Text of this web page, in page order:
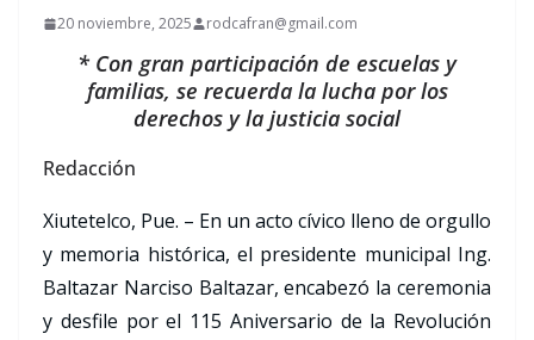
20 noviembre, 2025 rodcafran@gmail.com
* Con gran participación de escuelas y
familias, se recuerda la lucha por los
derechos y la justicia social
Redacción
Xiutetelco, Pue. – En un acto cívico lleno de orgullo
y memoria histórica, el presidente municipal Ing.
Baltazar Narciso Baltazar, encabezó la ceremonia
y desfile por el 115 Aniversario de la Revolución